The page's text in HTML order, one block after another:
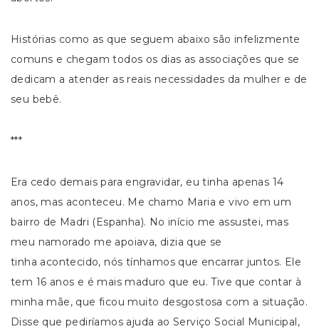
Histórias como as que seguem abaixo são infelizmente
comuns e chegam todos os dias as associações que se
dedicam a atender as reais necessidades da mulher e de
seu bebê.
***
Era cedo demais para engravidar, eu tinha apenas 14
anos, mas aconteceu. Me chamo Maria e vivo em um
bairro de Madri (Espanha). No início me assustei, mas
meu namorado me apoiava, dizia que se
tinha acontecido, nós tínhamos que encarrar juntos. Ele
tem 16 anos e é mais maduro que eu. Tive que contar à
minha mãe, que ficou muito desgostosa com a situação.
Disse que pediríamos ajuda ao Serviço Social Municipal,